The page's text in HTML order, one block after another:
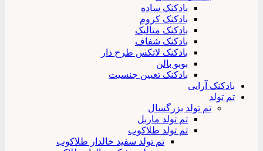
بادکنک ساده
بادکنک کروم
بادکنک متالیک
بادکنک شفاف
بادکنک لاتکس طرح دار
بوبو بالن
بادکنک تعیین جنسیت
بادکنک آرایی
تم تولد
تم تولد بزرگسال
تم تولد ماربل
تم تولد طلاکوب
تم تولد سفید خالدار طلاکوب